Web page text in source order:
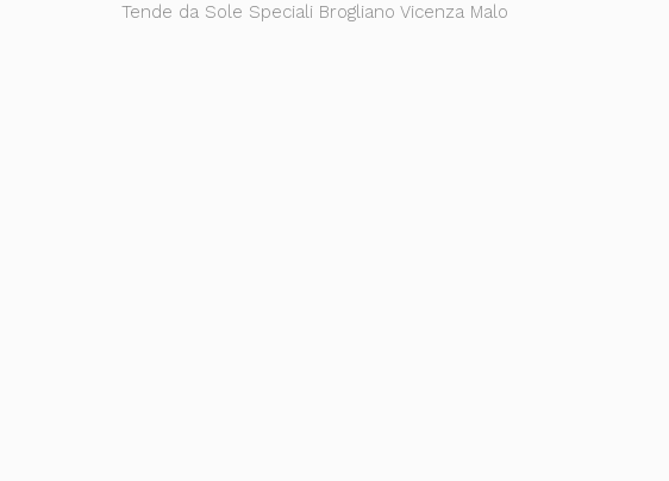
Tende da Sole Speciali Brogliano Vicenza Malo